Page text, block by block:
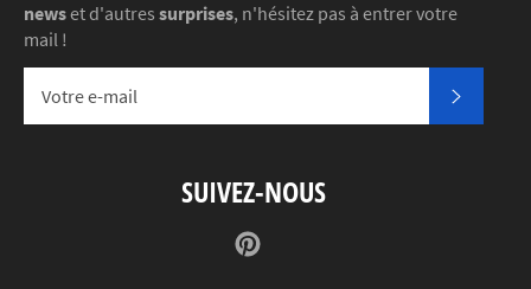
newset d'autres surprises, n'hésitez pas à entrer votre
mail !
SUIVEZ-NOUS